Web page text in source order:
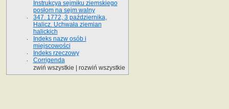
Instrukcya sejmiku ziemskiego
posłom na sejm walny
347. 1772, 3 października,
Halicz. Uchwała ziemian
halickich
Indeks nazw osób i
miejscowości
Indeks rzeczowy
Corrigenda
zwiń wszystkie
rozwiń wszystkie